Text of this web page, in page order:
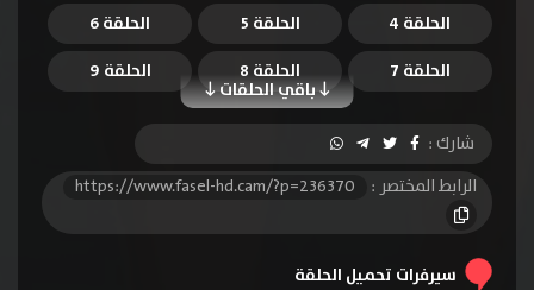
الحلقة 4
الحلقة 5 الحلقة 6
باقي الحلقات
الحلقة 7 الحلقة 8
الحلقة 9
الحلقة 11
الحلقة 13
شارك :
الرابط المختصر :
https://www.fasel-hd.cam/?p=236370
سيرفرات تحميل الحلقة